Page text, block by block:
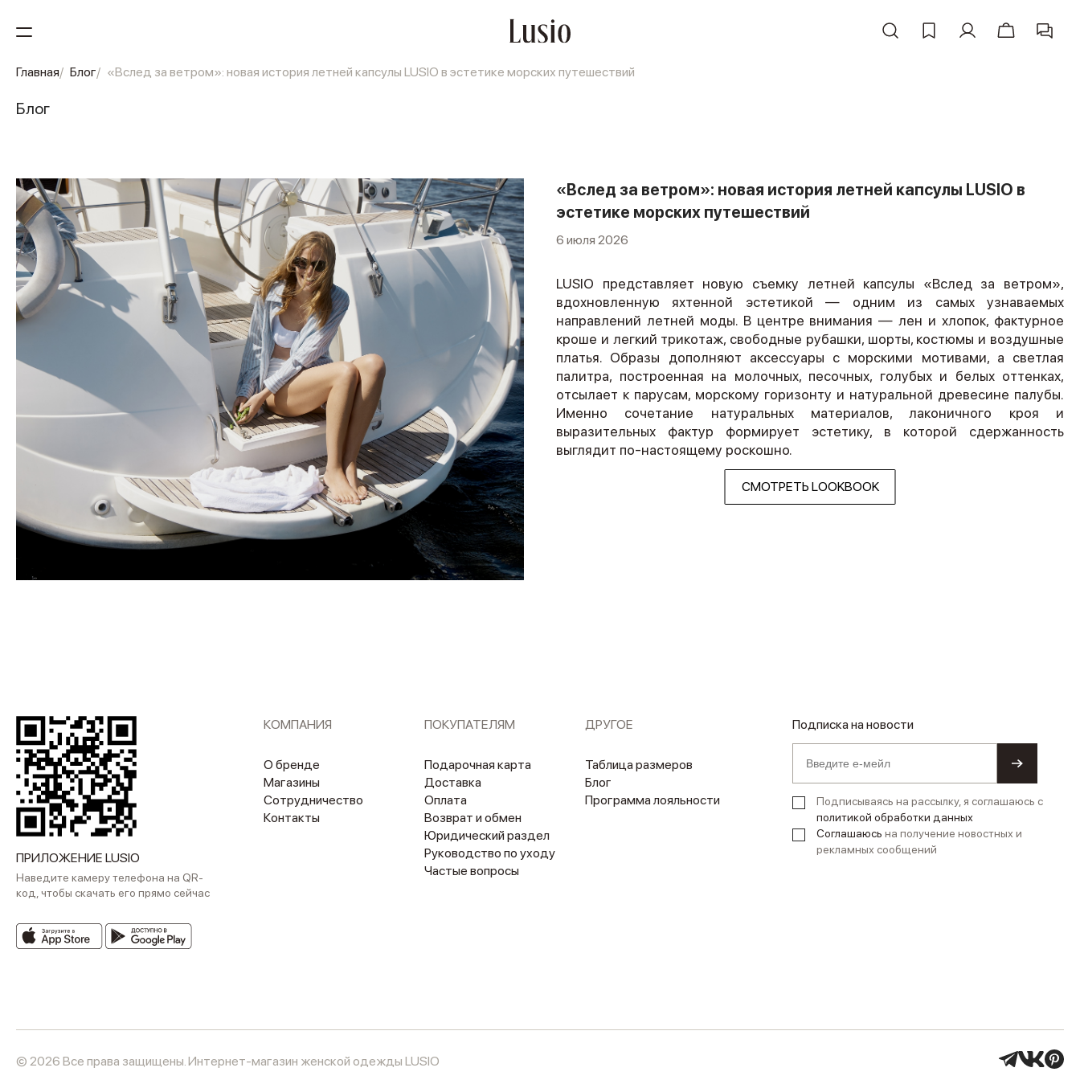
Главная Блог «Вслед за ветром»: новая история летней капсулы LUSIO в эстетике морских путешествий
Блог
«Вслед за ветром»: новая история летней капсулы LUSIO в
эстетике морских путешествий
6 июля 2026
LUSIO представляет новую съемку летней капсулы «Вслед за ветром»,
вдохновленную яхтенной эстетикой — одним из самых узнаваемых
направлений летней моды. В центре внимания — лен и хлопок, фактурное
кроше и легкий трикотаж, свободные рубашки, шорты, костюмы и воздушные
платья. Образы дополняют аксессуары с морскими мотивами, а светлая
палитра, построенная на молочных, песочных, голубых и белых оттенках,
отсылает к парусам, морскому горизонту и натуральной древесине палубы.
Именно сочетание натуральных материалов, лаконичного кроя и
выразительных фактур формирует эстетику, в которой сдержанность
выглядит по-настоящему роскошно.
СМОТРЕТЬ LOOKBOOK
ПРИЛОЖЕНИЕ LUSIO
Наведите камеру телефона на QR-
код, чтобы скачать его прямо сейчас
КОМПАНИЯ
О бренде
Магазины
Сотрудничество
Контакты
ПОКУПАТЕЛЯМ
Подарочная карта
Доставка
Оплата
Возврат и обмен
Юридический раздел
Руководство по уходу
Частые вопросы
ДРУГОЕ
Таблица размеров
Блог
Программа лояльности
Подписка на новости
Подписываясь на рассылку, я соглашаюсь с
политикой обработки данных
Соглашаюсь на получение новостных и
рекламных сообщений
© 2026 Все права защищены. Интернет-магазин женской одежды LUSIO